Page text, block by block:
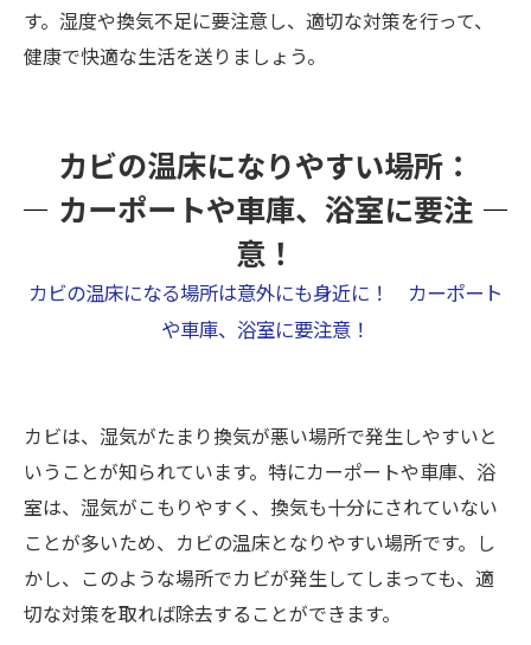
す。湿度や換気不足に要注意し、適切な対策を行って、
健康で快適な生活を送りましょう。
カビの温床になりやすい場所：
カーポートや車庫、浴室に要注
意！
カビの温床になる場所は意外にも身近に！ カーポート
や車庫、浴室に要注意！
カビは、湿気がたまり換気が悪い場所で発生しやすいと
いうことが知られています。特にカーポートや車庫、浴
室は、湿気がこもりやすく、換気も十分にされていない
ことが多いため、カビの温床となりやすい場所です。し
かし、このような場所でカビが発生してしまっても、適
切な対策を取れば除去することができます。